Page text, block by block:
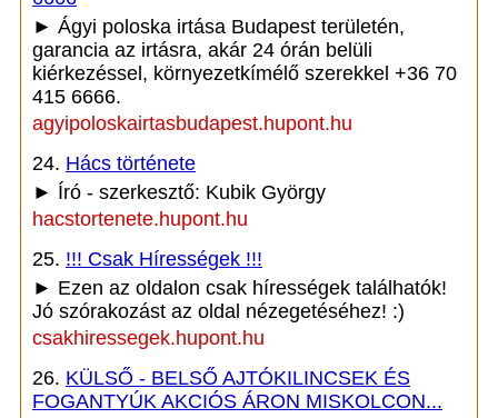
► Ágyi poloska irtása Budapest területén,
garancia az irtásra, akár 24 órán belüli
kiérkezéssel, környezetkímélő szerekkel +36 70
415 6666.
agyipoloskairtasbudapest.hupont.hu
24. Hács története
► Író - szerkesztő: Kubik György
hacstortenete.hupont.hu
25. !!! Csak Hírességek !!!
► Ezen az oldalon csak hírességek találhatók!
Jó szórakozást az oldal nézegetéséhez! :)
csakhiressegek.hupont.hu
26. KÜLSŐ - BELSŐ AJTÓKILINCSEK ÉS
FOGANTYÚK AKCIÓS ÁRON MISKOLCON...